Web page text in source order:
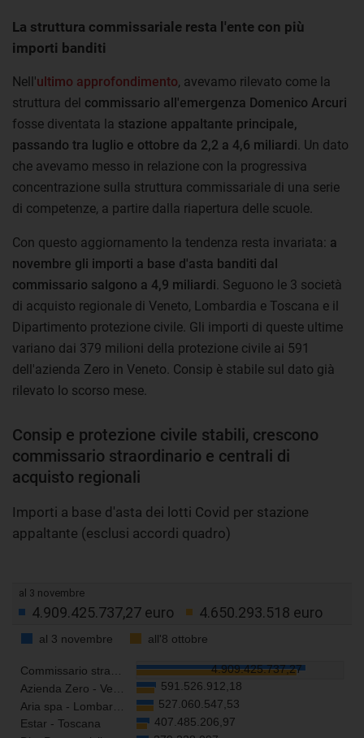
La struttura commissariale resta l'ente con più
importi banditi
Nell'ultimo approfondimento, avevamo rilevato come la
struttura del commissario all'emergenza Domenico Arcuri
fosse diventata la stazione appaltante principale,
passando tra luglio e ottobre da 2,2 a 4,6 miliardi . Un dato
che avevamo messo in relazione con la progressiva
concentrazione sulla struttura commissariale di una serie
di competenze, a partire dalla riapertura delle scuole.
Con questo aggiornamento la tendenza resta invariata: a
novembre gli importi a base d'asta banditi dal
commissario salgono a 4,9 miliardi . Seguono le 3 società
di acquisto regionale di Veneto, Lombardia e Toscana e il
Dipartimento protezione civile. Gli importi di queste ultime
variano dai 379 milioni della protezione civile ai 591
dell'azienda Zero in Veneto. Consip è stabile sul dato già
rilevato lo scorso mese.
Consip e protezione civile stabili, crescono
commissario straordinario e centrali di
acquisto regionali
Importi a base d'asta dei lotti Covid per stazione
appaltante (esclusi accordi quadro)